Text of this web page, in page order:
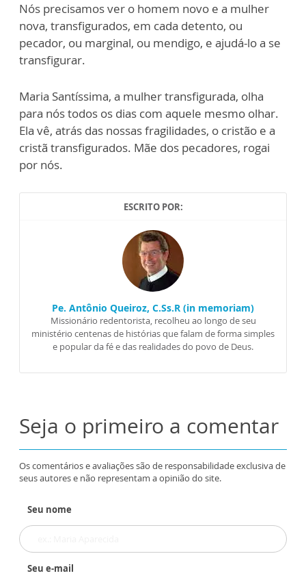
Nós precisamos ver o homem novo e a mulher
nova, transfigurados, em cada detento, ou
pecador, ou marginal, ou mendigo, e ajudá-lo a se
transfigurar.
Maria Santíssima, a mulher transfigurada, olha
para nós todos os dias com aquele mesmo olhar.
Ela vê, atrás das nossas fragilidades, o cristão e a
cristã transfigurados. Mãe dos pecadores, rogai
por nós.
ESCRITO POR:
Pe. Antônio Queiroz, C.Ss.R (in memoriam)
Missionário redentorista, recolheu ao longo de seu
ministério centenas de histórias que falam de forma simples
e popular da fé e das realidades do povo de Deus.
Seja o primeiro a comentar
Os comentários e avaliações são de responsabilidade exclusiva de
seus autores e não representam a opinião do site.
Seu nome
Seu e-mail